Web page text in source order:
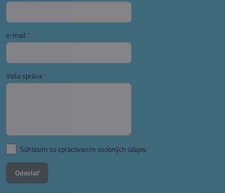
e-mail *
Vaša správa*
Súhlasím so spracovaním osobných údajov *
Odoslať